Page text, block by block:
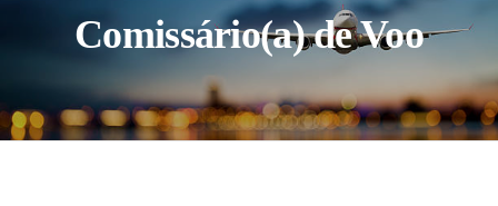
Aviação
profissionais
em carreiras
Privado e
Comercial,
além de
Comissário(a) de Voo